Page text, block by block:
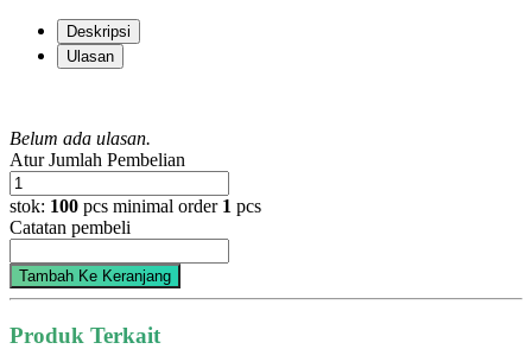
Deskripsi
Ulasan
Belum ada ulasan.
Atur Jumlah Pembelian
stok: 100 pcs minimal order 1 pcs
Catatan pembeli
Tambah Ke Keranjang
Produk Terkait